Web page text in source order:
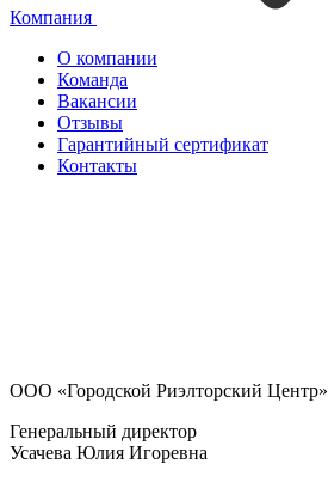
Компания
О компании
Команда
Вакансии
Отзывы
Гарантийный сертификат
Контакты
ООО «Городской Риэлторский Центр»
Генеральный директор
Усачева Юлия Игоревна